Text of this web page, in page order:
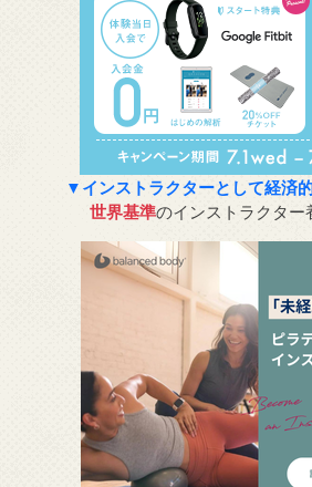
▼インストラクターとして経済
世界基準のインストラクター